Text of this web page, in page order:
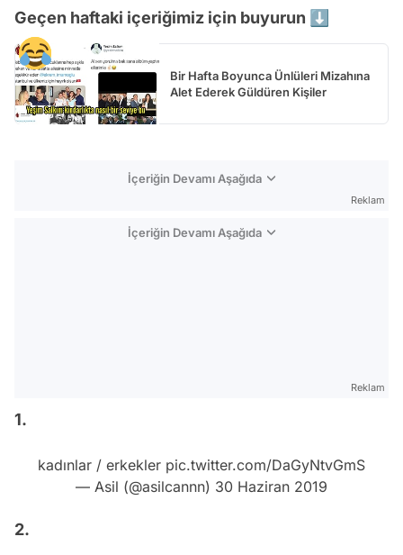
Geçen haftaki içeriğimiz için buyurun ⬇️
Bir Hafta Boyunca Ünlüleri Mizahına
Alet Ederek Güldüren Kişiler
İçeriğin Devamı Aşağıda
Reklam
İçeriğin Devamı Aşağıda
Reklam
1.
kadınlar / erkekler
pic.twitter.com/DaGyNtvGmS
— Asil (@asilcannn) 30 Haziran 2019
2.